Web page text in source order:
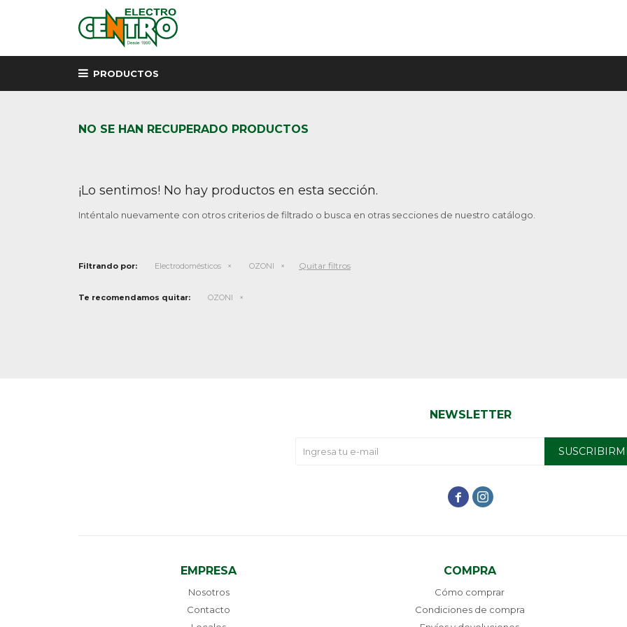
PRODUCTOS
NO SE HAN RECUPERADO PRODUCTOS
¡Lo sentimos! No hay productos en esta sección.
Inténtalo nuevamente con otros criterios de filtrado o busca en otras secciones de nuestro catálogo.
Filtrando por: Electrodomésticos OZONI Quitar filtros
Te recomendamos quitar: OZONI
EMPRESA
Nosotros
Contacto
COMPRA
Cómo comprar
Condiciones de compra
NEWSLETTER
 